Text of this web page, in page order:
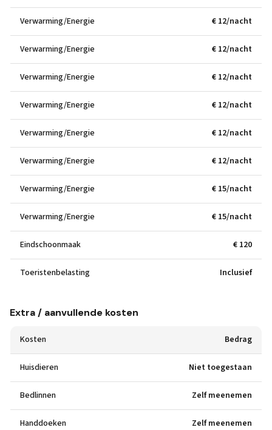
Verwarming/Energie € 12/nacht
Verwarming/Energie € 12/nacht
Verwarming/Energie € 12/nacht
Verwarming/Energie € 12/nacht
Verwarming/Energie € 12/nacht
Verwarming/Energie € 12/nacht
Verwarming/Energie € 15/nacht
Verwarming/Energie € 15/nacht
Eindschoonmaak € 120
Toeristenbelasting Inclusief
Extra / aanvullende kosten
Kosten Bedrag
Huisdieren Niet toegestaan
Bedlinnen Zelf meenemen
Handdoeken Zelf meenemen